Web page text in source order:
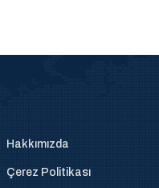
Hakkımızda
Çerez Politikası